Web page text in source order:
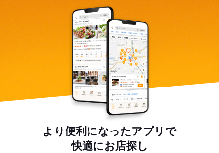
より便利になったアプリで
快適にお店探し